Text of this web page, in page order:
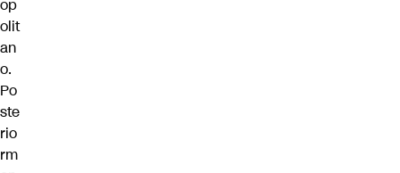
op
olit
an
o.
Po
ste
rio
rm